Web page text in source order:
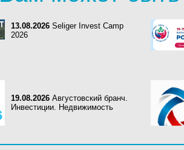
13.08.2026 Seliger Invest Camp
2026
19.08.2026 Августовский бранч.
Инвестиции. Недвижимость